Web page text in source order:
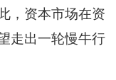
，资本市场在资
走出一轮慢牛行